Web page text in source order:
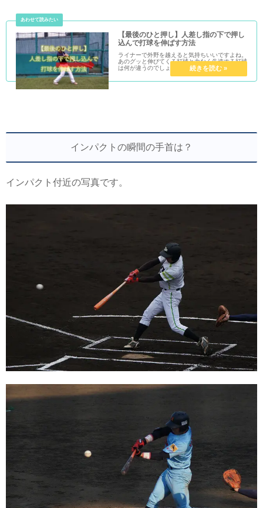
【最後のひと押し】人差し指の下で押し
込んで打球を伸ばす方法
ライナーで外野を越えると気持ちいいですよね。
あのグッと伸びてくる打球と力なく失速する打球
は何が違うのでしょうか？人差し指の下部で押し
込めば失速しない打球が打てるようになります。
インパクトの瞬間の手首は？
インパクト付近の写真です。